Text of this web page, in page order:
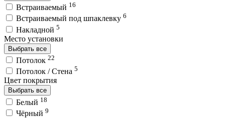
Встраиваемый 16
Встраиваемый под шпаклевку 6
Накладной 5
Место установки
Выбрать все
Потолок 22
Потолок / Cтена 5
Цвет покрытия
Выбрать все
Белый 18
Чёрный 9